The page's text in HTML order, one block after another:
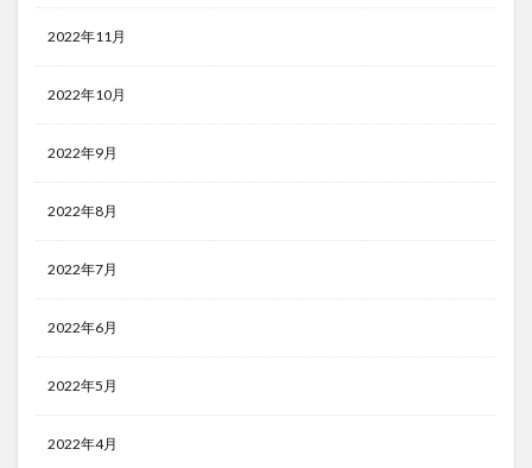
2022年11月
2022年10月
2022年9月
2022年8月
2022年7月
2022年6月
2022年5月
2022年4月